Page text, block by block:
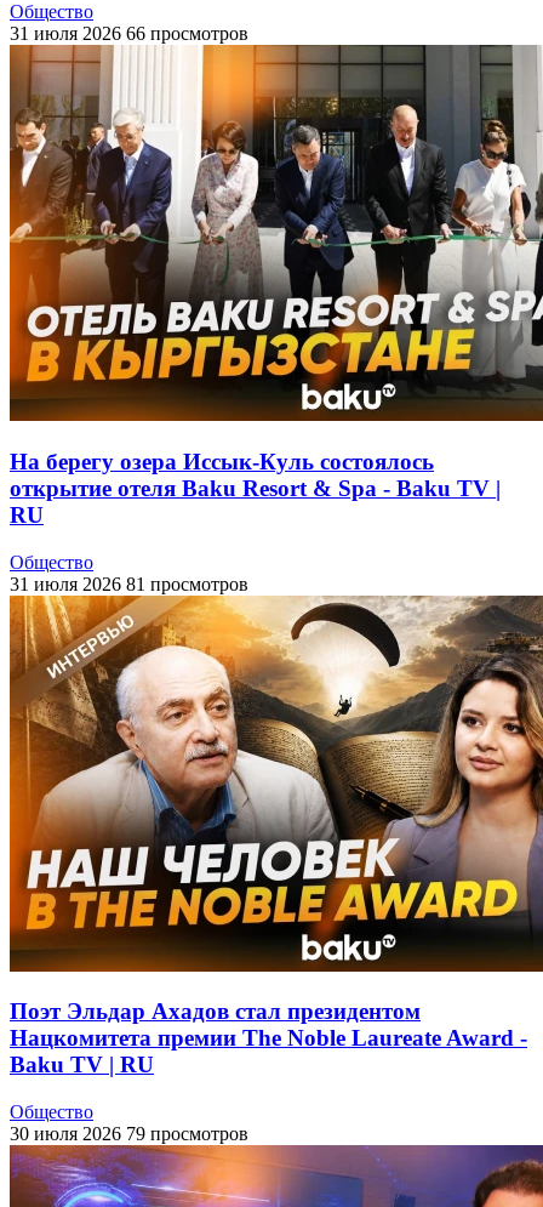
Общество
31 июля 2026 66 просмотров
На берегу озера Иссык-Куль состоялось
открытие отеля Baku Resort & Spa - Baku TV |
RU
Общество
31 июля 2026 81 просмотров
Поэт Эльдар Ахадов стал президентом
Нацкомитета премии The Noble Laureate Award -
Baku TV | RU
Общество
30 июля 2026 79 просмотров